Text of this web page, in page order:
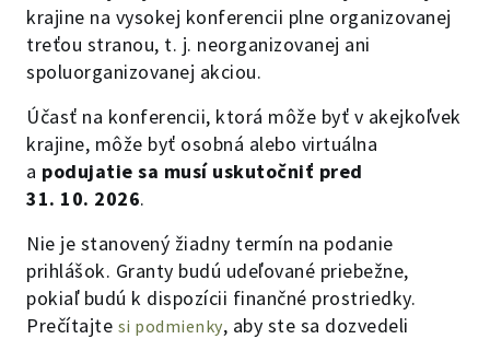
krajine na vysokej konferencii plne organizovanej
treťou stranou, t. j. neorganizovanej ani
spoluorganizovanej akciou.
Účasť na konferencii, ktorá môže byť v akejkoľvek
krajine, môže byť osobná alebo virtuálna
a podujatie sa musí uskutočniť pred
31. 10. 2026.
Nie je stanovený žiadny termín na podanie
prihlášok. Granty budú udeľované priebežne,
pokiaľ budú k dispozícii finančné prostriedky.
Prečítajte si podmienky, aby ste sa dozvedeli